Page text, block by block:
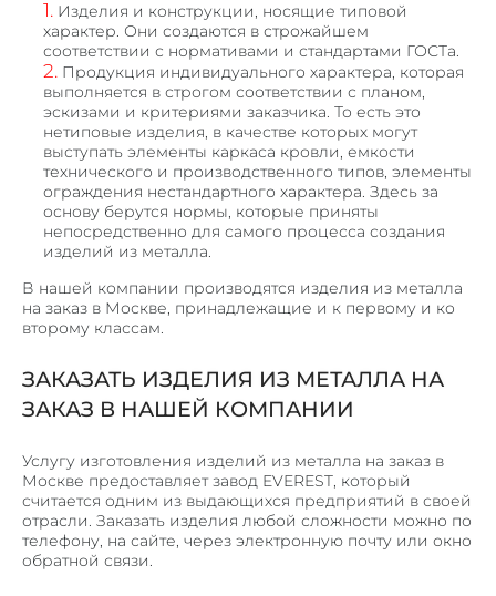
Изделия и конструкции, носящие типовой
характер. Они создаются в строжайшем
соответствии с нормативами и стандартами ГОСТа.
Продукция индивидуального характера, которая
выполняется в строгом соответствии с планом,
эскизами и критериями заказчика. То есть это
нетиповые изделия, в качестве которых могут
выступать элементы каркаса кровли, емкости
технического и производственного типов, элементы
ограждения нестандартного характера. Здесь за
основу берутся нормы, которые приняты
непосредственно для самого процесса создания
изделий из металла.
В нашей компании производятся изделия из металла
на заказ в Москве, принадлежащие и к первому и ко
второму классам.
ЗАКАЗАТЬ ИЗДЕЛИЯ ИЗ МЕТАЛЛА НА
ЗАКАЗ В НАШЕЙ КОМПАНИИ
Услугу изготовления изделий из металла на заказ в
Москве предоставляет завод EVEREST, который
считается одним из выдающихся предприятий в своей
отрасли. Заказать изделия любой сложности можно по
телефону, на сайте, через электронную почту или окно
обратной связи.